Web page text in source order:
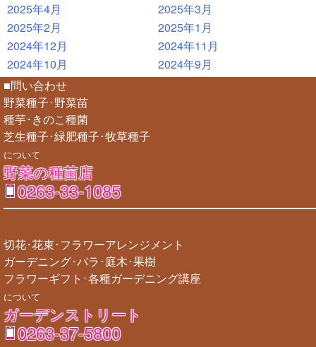
2025年4月
2025年3月
2025年2月
2025年1月
2024年12月
2024年11月
2024年10月
2024年9月
■問い合わせ
野菜種子･野菜苗
種芋･きのこ種菌
芝生種子･緑肥種子･牧草種子
について
野菜の種苗店
0263-33-1085
切花･花束･フラワーアレンジメント
ガーデニング･バラ･庭木･果樹
フラワーギフト･各種ガーデニング講座
について
ガーデンストリート
0263-37-5800